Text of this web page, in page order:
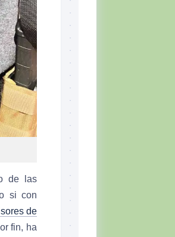
de las
si con
de
fin, ha